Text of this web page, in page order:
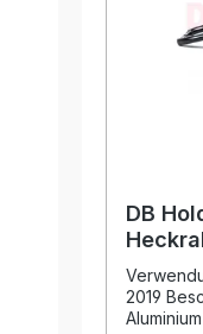
DB
BMW
2019